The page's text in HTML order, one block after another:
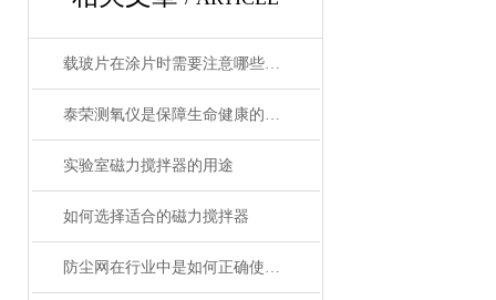
载玻片在涂片时需要注意哪些问题？
泰荣测氧仪是保障生命健康的重要工具
实验室磁力搅拌器的用途
如何选择适合的磁力搅拌器
防尘网在行业中是如何正确使用的？